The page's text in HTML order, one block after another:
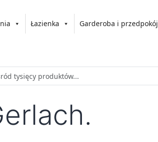
Łazienka Garderoba i przedpokój